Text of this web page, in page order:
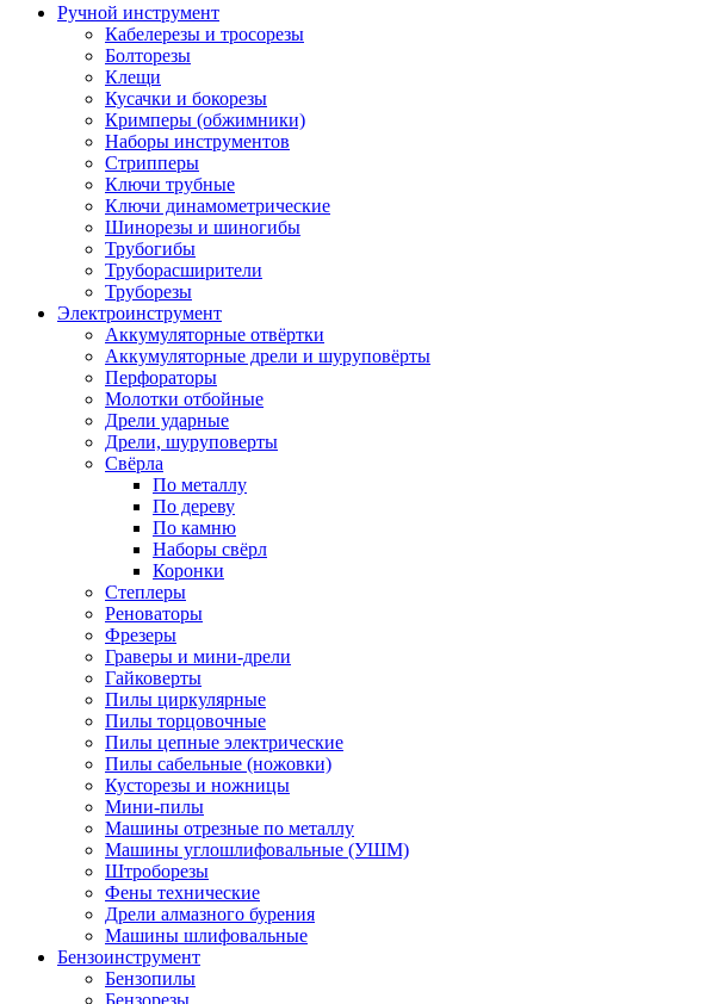
Ручной инструмент
Кабелерезы и тросорезы
Болторезы
Клещи
Кусачки и бокорезы
Кримперы (обжимники)
Наборы инструментов
Стрипперы
Ключи трубные
Ключи динамометрические
Шинорезы и шиногибы
Трубогибы
Труборасширители
Труборезы
Электроинструмент
Аккумуляторные отвёртки
Аккумуляторные дрели и шуруповёрты
Перфораторы
Молотки отбойные
Дрели ударные
Дрели, шуруповерты
Свёрла
По металлу
По дереву
По камню
Наборы свёрл
Коронки
Степлеры
Реноваторы
Фрезеры
Граверы и мини-дрели
Гайковерты
Пилы циркулярные
Пилы торцовочные
Пилы цепные электрические
Пилы сабельные (ножовки)
Кусторезы и ножницы
Мини-пилы
Машины отрезные по металлу
Машины углошлифовальные (УШМ)
Штроборезы
Фены технические
Дрели алмазного бурения
Машины шлифовальные
Бензоинструмент
Бензопилы
Бензорезы